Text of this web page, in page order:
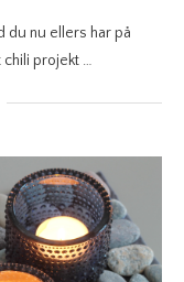
du nu ellers har på
chili projekt …